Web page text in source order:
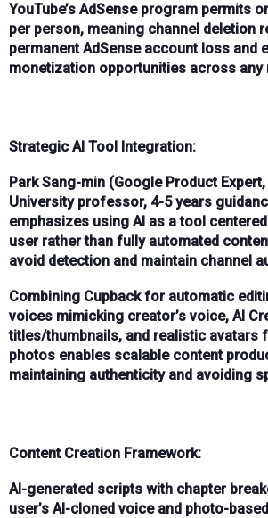
YouTube’s AdSense program permits
per person, meaning channel deletion
permanentAdSense account loss and
monetization opportunities across any
Strategic AI Tool Integration:
Park Sang-min (Google Product
University professor, 4-5 years
emphasizes using AI as atool
userrather than fully automated
avoid detection and maintain channel
Combining Cupbackfor automatic
voices mimicking creator’s voice, AI
titles/thumbnails, and realistic avatars
photos enables scalable content
maintaining authenticity and avoiding
Content Creation Framework:
AI-generated scripts with chapter
user’s AI-cloned voiceand photo-